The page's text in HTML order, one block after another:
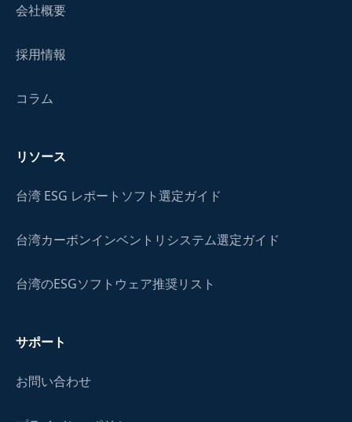
会社概要
採用情報
コラム
リソース
台湾 ESG レポートソフト選定ガイド
台湾カーボンインベントリシステム選定ガイド
台湾のESGソフトウェア推奨リスト
サポート
お問い合わせ